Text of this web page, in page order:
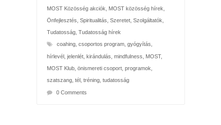
MOST Közösség akciók MOST közösség hírek
Önfejlesztés Spiritualitás Szeretet, Szolgáltatók
Tudatosság, Tudatosság hírek
coahing, csoportos program, gyógyítás
hírlevél, jelenlét, kirándulás mindfulness MOST,
MOST Klub, önismereti csoport, programok
szatszang, tél, tréning, tudatosság
0 Comments